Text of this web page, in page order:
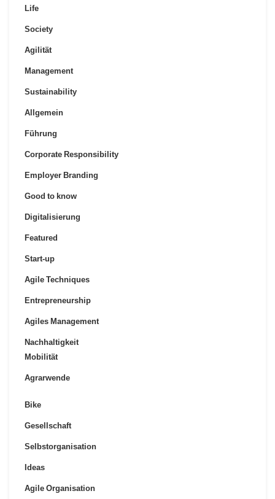
Life
Society
Agilität
Management
Sustainability
Allgemein
Führung
Corporate Responsibility
Employer Branding
Good to know
Digitalisierung
Featured
Start-up
Agile Techniques
Entrepreneurship
Agiles Management
Nachhaltigkeit
Mobilität
Agrarwende
Bike
Gesellschaft
Selbstorganisation
Ideas
Agile Organisation